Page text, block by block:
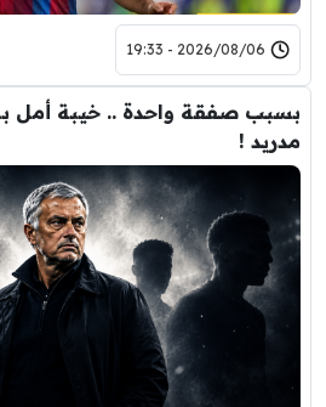
2026/08/06 - 19:33
بسبب صفقة واحدة .. خيبة أمل
مدريد !